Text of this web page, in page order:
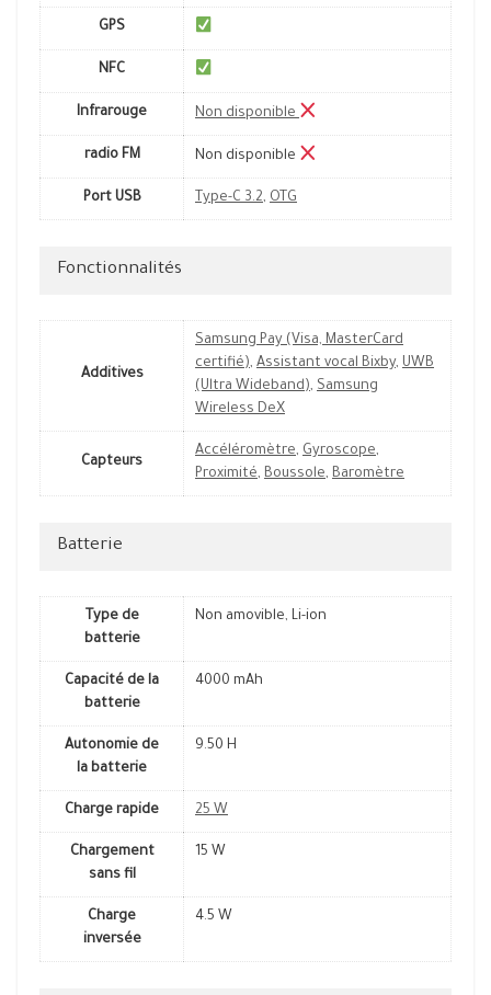
GPS
NFC
Infrarouge Non disponible
radio FM Non disponible
Port USB Type-C 3.2, OTG
Fonctionnalités
Additives
Samsung Pay (Visa, MasterCard
certifié), Assistant vocal Bixby, UWB
(Ultra Wideband), Samsung
Wireless DeX
Capteurs
Accéléromètre, Gyroscope,
Proximité, Boussole, Baromètre
Batterie
Type de
batterie
Non amovible, Li-ion
Capacité de la
batterie
4000 mAh
Autonomie de
la batterie
9.50 H
Charge rapide 25 W
Chargement
sans fil
15 W
Charge
inversée
4.5 W